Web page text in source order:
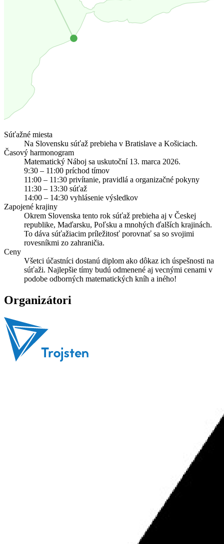
Súťažné miesta
Na Slovensku súťaž prebieha v Bratislave a Košiciach.
Časový harmonogram
Matematický Náboj sa uskutoční 13. marca 2026.
9:30 – 11:00 príchod tímov
11:00 – 11:30 privítanie, pravidlá a organizačné pokyny
11:30 – 13:30 súťaž
14:00 – 14:30 vyhlásenie výsledkov
Zapojené krajiny
Okrem Slovenska tento rok súťaž prebieha aj v Českej
republike, Maďarsku, Poľsku a mnohých ďalších krajinách.
To dáva súťažiacim príležitosť porovnať sa so svojimi
rovesníkmi zo zahraničia.
Ceny
Všetci účastníci dostanú diplom ako dôkaz ich úspešnosti na
súťaži. Najlepšie tímy budú odmenené aj vecnými cenami v
podobe odborných matematických kníh a iného!
Organizátori